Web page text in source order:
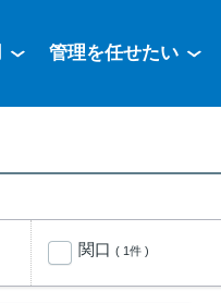
管理を任せたい
関口 ( 1件 )